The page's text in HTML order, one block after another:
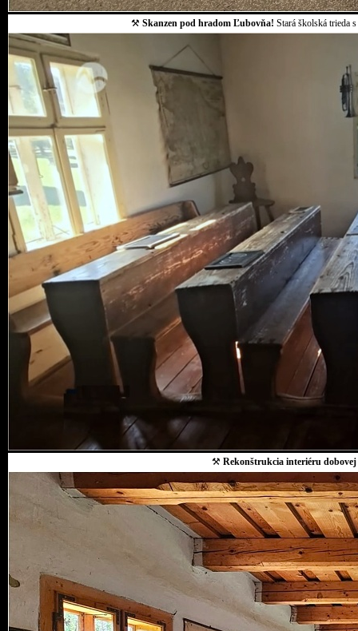
⚒ Skanzen pod hradom Ľubovňa! Stará školská trieda
⚒ Rekonštrukcia interiéru